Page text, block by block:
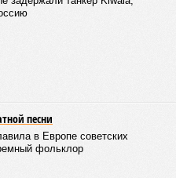
песни
в Европе советских
фольклор